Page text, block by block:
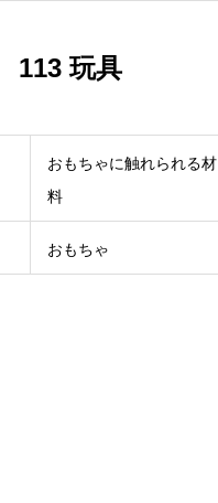
113 玩具
おもちゃに触れられる材
料
おもちゃ